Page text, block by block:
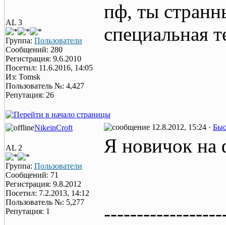
AL 3
Группа: Пользователи
Сообщений: 280
Регистрация: 9.6.2010
Посетил: 11.6.2016, 14:05
Из: Tomsk
Пользователь №: 4,427
Репутация: 26
пф, ты
специальная
NikeinCroft 12.8.2012, 15:24 ·
AL 2
Группа: Пользователи
Сообщений: 71
Регистрация: 9.8.2012
Посетил: 7.2.2013, 14:12
Пользователь №: 5,277
Репутация: 1
Я новичок на